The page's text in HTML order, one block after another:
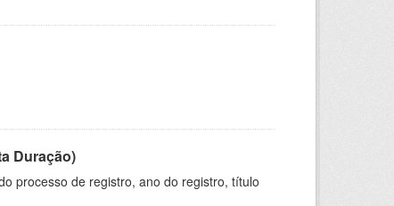
Duração)
processo de registro, ano do registro, título